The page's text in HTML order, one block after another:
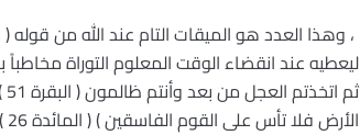
ليعطيه عند انقضاء الوقت المعلوم التوراة